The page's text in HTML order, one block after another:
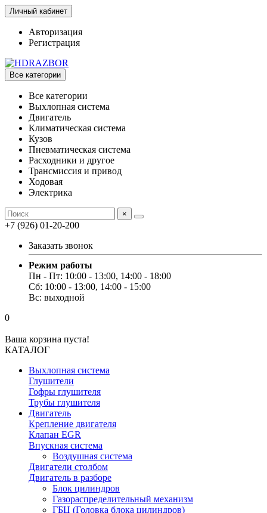
Личный кабинет
Авторизация
Регистрация
Все категории
Все категории
Выхлопная система
Двигатель
Климатическая система
Кузов
Пневматическая система
Расходники и другое
Трансмиссия и привод
Ходовая
Электрика
×
+7 (926) 01-20-200
Заказать звонок
Режим работы
Пн - Пт: 10:00 - 13:00, 14:00 - 18:00
Сб: 10:00 - 13:00, 14:00 - 15:00
Вс: выходной
0
Ваша корзина пуста!
КАТАЛОГ
Выхлопная система
Глушители
Гофры глушителя
Трубы глушителя
Двигатель
Крепление двигателя
Клапан EGR
Впускная система
Воздушная система
Двигатели столбом
Двигатель в разборе
Блок цилиндров
Газораспределительный механизм
ГБЦ (Головка блока цилиндров)